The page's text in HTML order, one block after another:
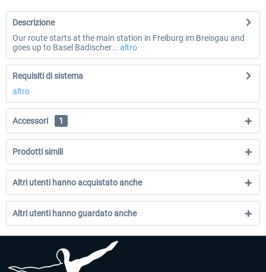
Descrizione
Our route starts at the main station in Freiburg im Breisgau and
goes up to Basel Badischer... altro
Requisiti di sistema
altro
Accessori 1
Prodotti simili
Altri utenti hanno acquistato anche
Altri utenti hanno guardato anche